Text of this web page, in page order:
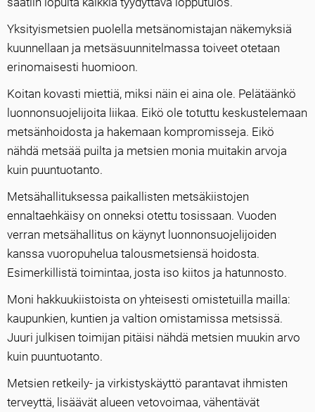
Yksityismetsien puolella metsänomistajan näkemyksiä
kuunnellaan ja metsäsuunnitelmassa toiveet otetaan
erinomaisesti huomioon.
Koitan kovasti miettiä, miksi näin ei aina ole. Pelätäänkö
luonnonsuojelijoita liikaa. Eikö ole totuttu keskustelemaan
metsänhoidosta ja hakemaan kompromisseja. Eikö
nähdä metsää puilta ja metsien monia muitakin arvoja
kuin puuntuotanto.
Metsähallituksessa paikallisten metsäkiistojen
ennaltaehkäisy on onneksi otettu tosissaan. Vuoden
verran metsähallitus on käynyt luonnonsuojelijoiden
kanssa vuoropuhelua talousmetsiensä hoidosta.
Esimerkillistä toimintaa, josta iso kiitos ja hatunnosto.
Moni hakkuukiistoista on yhteisesti omistetuilla mailla:
kaupunkien, kuntien ja valtion omistamissa metsissä.
Juuri julkisen toimijan pitäisi nähdä metsien muukin arvo
kuin puuntuotanto.
Metsien retkeily- ja virkistyskäyttö parantavat ihmisten
terveyttä, lisäävät alueen vetovoimaa, vähentävät